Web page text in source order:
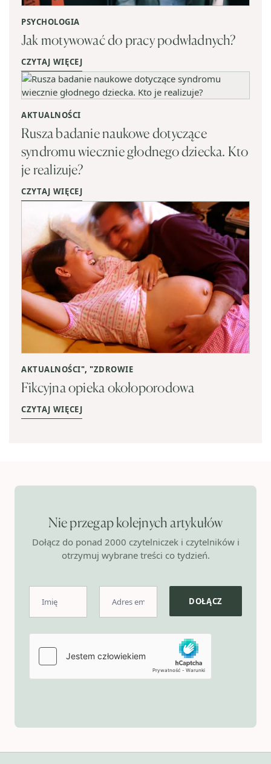
PSYCHOLOGIA
Jak motywować do pracy podwładnych?
CZYTAJ WIĘCEJ
AKTUALNOŚCI
Rusza badanie naukowe dotyczące
syndromu wiecznie głodnego dziecka. Kto
je realizuje?
CZYTAJ WIĘCEJ
AKTUALNOŚCI", "ZDROWIE
Fikcyjna opieka okołoporodowa
CZYTAJ WIĘCEJ
Nie przegap kolejnych artykułów
Dołącz do ponad 2000 czytelniczek i czytelników i
otrzymuj wybrane treści co tydzień.